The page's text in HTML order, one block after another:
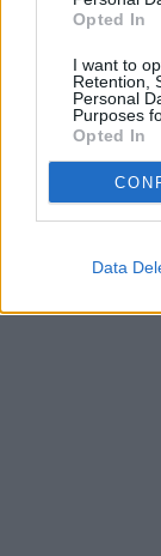
Opted In
I want to
Retention,
Personal
Purposes
Opted In
Data